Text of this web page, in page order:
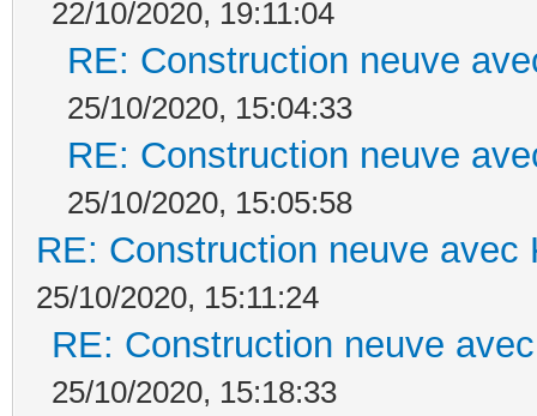
22/10/2020, 19:11:04
RE: Construction neuve
25/10/2020, 15:04:33
RE: Construction neuve
25/10/2020, 15:05:58
RE: Construction neuve avec
25/10/2020, 15:11:24
RE: Construction neuve
25/10/2020, 15:18:33